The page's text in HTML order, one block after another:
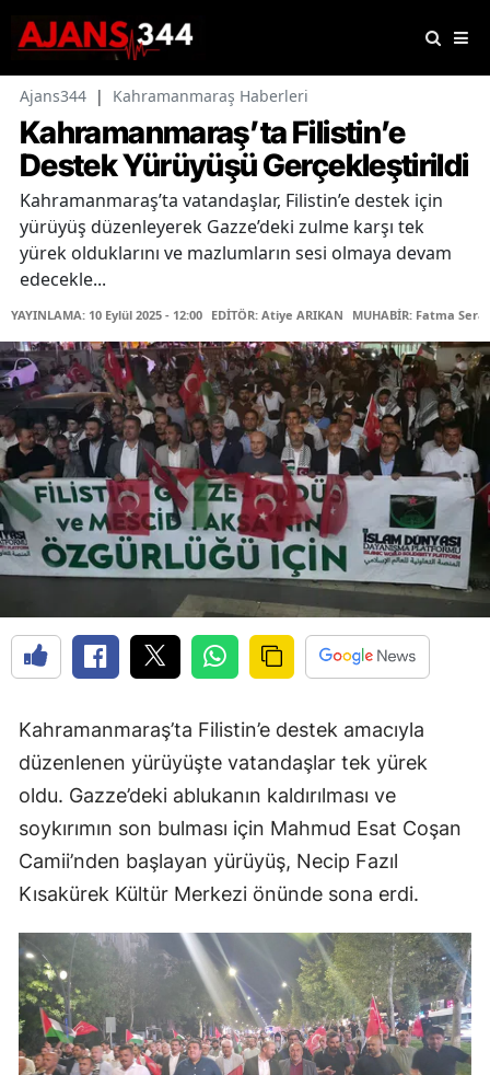
Ajans344 | Kahramanmaraş Haberleri
Kahramanmaraş’ta Filistin’e
Destek Yürüyüşü Gerçekleştirildi
Kahramanmaraş’ta vatandaşlar, Filistin’e destek için
yürüyüş düzenleyerek Gazze’deki zulme karşı tek
yürek olduklarını ve mazlumların sesi olmaya devam
edecekle...
YAYINLAMA: 10 Eylül 2025 - 12:00 EDİTÖR: Atiye ARIKAN MUHABİR: Fatma
Kahramanmaraş’ta Filistin’e destek amacıyla
düzenlenen yürüyüşte vatandaşlar tek yürek
oldu. Gazze’deki ablukanın kaldırılması ve
soykırımın son bulması için Mahmud Esat Coşan
Camii’nden başlayan yürüyüş, Necip Fazıl
Kısakürek Kültür Merkezi önünde sona erdi.